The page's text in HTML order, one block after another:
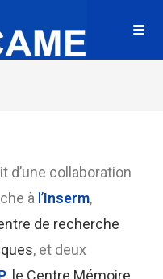
d’une collaboration
à l’Inserm,
de recherche
, et deux
, le Centre Mémoire